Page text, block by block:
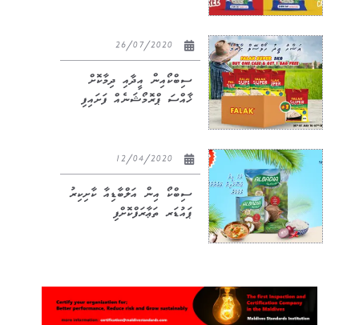
ސިބްކޯއިން އީދާއި ދިމާކޮށް
ޚާއްސަ ޕްރޮމޯޝަނެއް ފަށައިފި
ސިބްކޯ އިން އަލްބާޑިއާ ކާށިކިރު
ޕައުޑަރ ތަޢާރަފްކޮށްފި